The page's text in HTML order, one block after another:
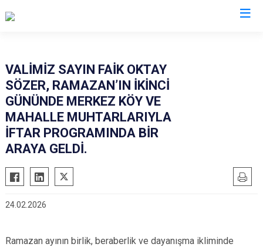
VALİMİZ SAYIN FAİK OKTAY
SÖZER, RAMAZAN’IN İKİNCİ
GÜNÜNDE MERKEZ KÖY VE
MAHALLE MUHTARLARIYLA
İFTAR PROGRAMINDA BİR
ARAYA GELDİ.
24.02.2026
Ramazan ayının birlik, beraberlik ve dayanışma ikliminde